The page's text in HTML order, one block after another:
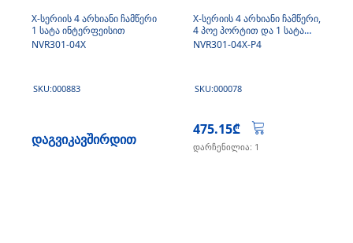
X-სერიის 4 არხიანი ჩამწერი
1 სატა ინტერფეისით
NVR301-04X
SKU:000883
დაგვიკავშირდით
X-სერიის 4 არხიანი ჩამწერი,
4 პოე პორტით და 1 სატა
ინტერფეისით
NVR301-04X-P4
SKU:000078
475.15₾
დარჩენილია: 1